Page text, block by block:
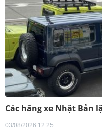
Các hãng xe Nhật Bản
03/08/2026 12:25